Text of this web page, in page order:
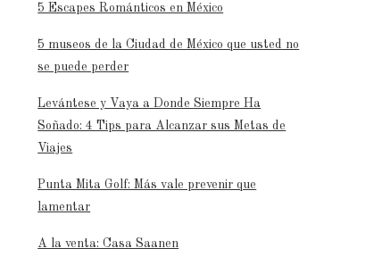
5 Escapes Románticos en México
5 museos de la Ciudad de México que usted no
se puede perder
Levántese y Vaya a Donde Siempre Ha
Soñado: 4 Tips para Alcanzar sus Metas de
Viajes
Punta Mita Golf: Más vale prevenir que
lamentar
A la venta: Casa Saanen